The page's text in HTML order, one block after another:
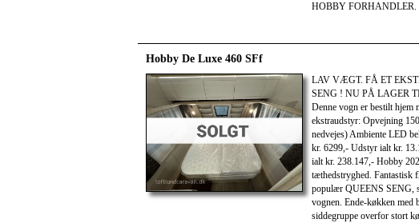
HOBBY FORHANDLER.
Hobby De Luxe 460 SFf
LAV VÆGT. FÅ ET
SENG ! NU PÅ LAGER
Denne vogn er bestilt hjem
ekstraudstyr: Opvejning
nedvejes) Ambiente LED
kr. 6299,- Udstyr ialt kr.
ialt kr. 238.147,- Hobby
tæthedstryghed. Fantastisk
populær QUEENS SENG,
vognen. Ende-køkken med
siddegruppe overfor stort